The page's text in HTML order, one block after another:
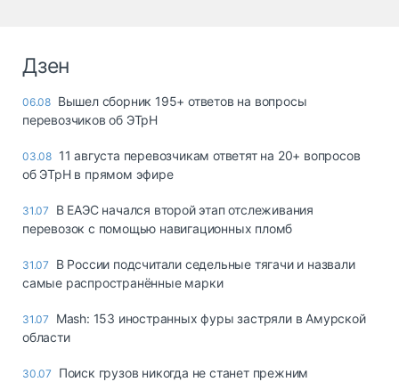
Дзен
06.08 Вышел сборник 195+ ответов на вопросы
перевозчиков об ЭТрН
03.08 11 августа перевозчикам ответят на 20+ вопросов
об ЭТрН в прямом эфире
31.07
В ЕАЭС начался второй этап отслеживания
перевозок с помощью навигационных пломб
31.07
В России подсчитали седельные тягачи и назвали
самые распространённые марки
31.07
Mash: 153 иностранных фуры застряли в Амурской
области
30.07 Поиск грузов никогда не станет прежним